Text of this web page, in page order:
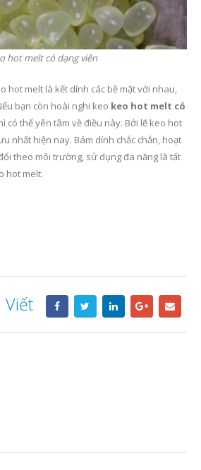
hot melt có dạng viên
hot melt là kết dính các bề mặt với nhau,
bạn còn hoài nghi keo keo hot melt có
có thể yên tâm về điều này. Bởi lẽ keo hot
nhất hiện nay. Bám dính chắc chắn, hoạt
theo môi trường, sử dụng đa năng là tất
hot melt.
Viết